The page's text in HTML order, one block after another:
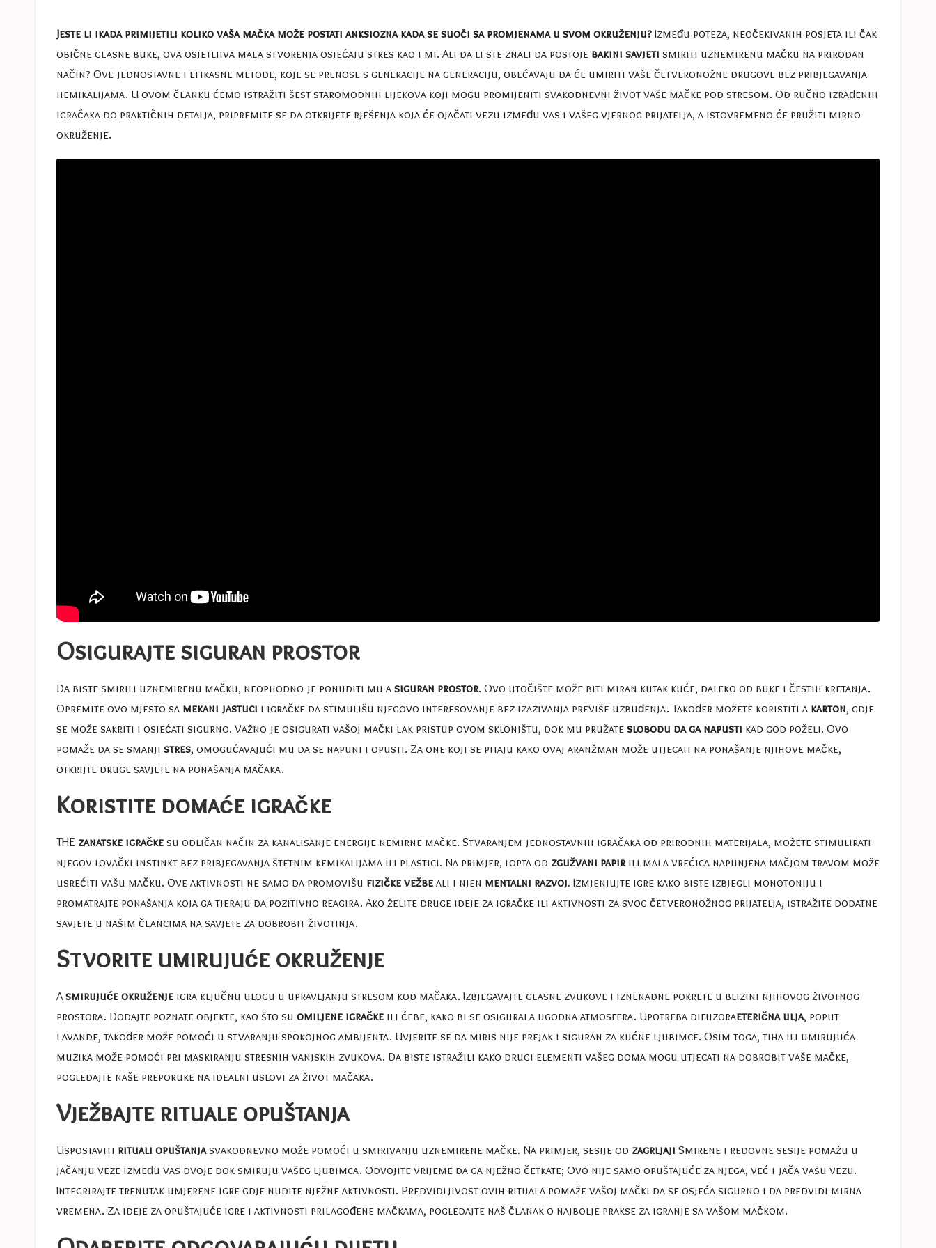
s
a
s
t
u
Jeste li ikada primijetili koliko vaša mačka može postati anksiozna kada se suoči sa promjenama u svom okruženju? Između poteza, neočekivanih posjeta ili čak
obične glasne buke, ova osjetljiva mala stvorenja osjećaju stres kao i mi. Ali da li ste znali da postoje bakini savjeti smiriti uznemirenu mačku na prirodan
način? Ove jednostavne i efikasne metode, koje se prenose s generacije na generaciju, obećavaju da će umiriti vaše četveronožne drugove bez pribjegavanja
hemikalijama. U ovom članku ćemo istražiti šest staromodnih lijekova koji mogu promijeniti svakodnevni život vaše mačke pod stresom. Od ručno izrađenih
igračaka do praktičnih detalja, pripremite se da otkrijete rješenja koja će ojačati vezu između vas i vašeg vjernog prijatelja, a istovremeno će pružiti mirno
okruženje.
Osigurajte siguran prostor
Da biste smirili uznemirenu mačku, neophodno je ponuditi mu a siguran prostor. Ovo utočište može biti miran kutak kuće, daleko od buke i čestih kretanja.
Opremite ovo mjesto sa mekani jastuci i igračke da stimulišu njegovo interesovanje bez izazivanja previše uzbuđenja. Također možete koristiti a karton, gdje
se može sakriti i osjećati sigurno. Važno je osigurati vašoj mački lak pristup ovom skloništu, dok mu pružate slobodu da ga napusti kad god poželi. Ovo
pomaže da se smanji stres, omogućavajući mu da se napuni i opusti. Za one koji se pitaju kako ovaj aranžman može utjecati na ponašanje njihove mačke,
otkrijte druge savjete na ponašanja mačaka.
Koristite domaće igračke
THE zanatske igračke su odličan način za kanalisanje energije nemirne mačke. Stvaranjem jednostavnih igračaka od prirodnih materijala, možete stimulirati
njegov lovački instinkt bez pribjegavanja štetnim kemikalijama ili plastici. Na primjer, lopta od zgužvani papirili mala vrećica napunjena mačjom travom može
usrećiti vašu mačku. Ove aktivnosti ne samo da promovišu fizičke vežbe ali i njen mentalni razvoj. Izmjenjujte igre kako biste izbjegli monotoniju i
promatrajte ponašanja koja ga tjeraju da pozitivno reagira. Ako želite druge ideje za igračke ili aktivnosti za svog četveronožnog prijatelja, istražite dodatne
savjete u našim člancima na savjete za dobrobit životinja.
Stvorite umirujuće okruženje
A smirujuće okruženje igra ključnu ulogu u upravljanju stresom kod mačaka. Izbjegavajte glasne zvukove i iznenadne pokrete u blizini njihovog životnog
prostora. Dodajte poznate objekte, kao što su omiljene igračke ili ćebe, kako bi se osigurala ugodna atmosfera. Upotreba difuzoraeterična ulja, poput
lavande, također može pomoći u stvaranju spokojnog ambijenta. Uvjerite se da miris nije prejak i siguran za kućne ljubimce. Osim toga, tiha ili umirujuća
muzika može pomoći pri maskiranju stresnih vanjskih zvukova. Da biste istražili kako drugi elementi vašeg doma mogu utjecati na dobrobit vaše mačke,
pogledajte naše preporuke na idealni uslovi za život mačaka.
Vježbajte rituale opuštanja
Uspostaviti rituali opuštanjasvakodnevno može pomoći u smirivanju uznemirene mačke. Na primjer, sesije od zagrljaji Smirene i redovne sesije pomažu u
jačanju veze između vas dvoje dok smiruju vašeg ljubimca. Odvojite vrijeme da ga nježno četkate; Ovo nije samo opuštajuće za njega, već i jača vašu vezu.
Integrirajte trenutak umjerene igre gdje nudite nježne aktivnosti. Predvidljivost ovih rituala pomaže vašoj mački da se osjeća sigurno i da predvidi mirna
vremena. Za ideje za opuštajuće igre i aktivnosti prilagođene mačkama, pogledajte naš članak o najbolje prakse za igranje sa vašom mačkom.